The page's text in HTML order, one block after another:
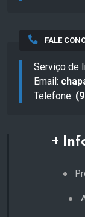
FALE
Serviço de
Email:
Telefone:
+